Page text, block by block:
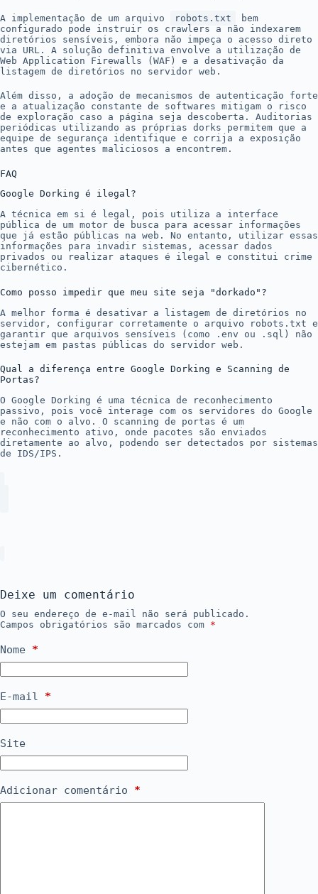
A implementação de um arquivo robots.txt
bem
configurado pode instruir os crawlers a não indexarem
diretórios sensíveis, embora não impeça o acesso direto
via URL. A solução definitiva envolve a utilização de
Web Application Firewalls (WAF) e a desativação da
listagem de diretórios no servidor web.
Além disso, a adoção de mecanismos de autenticação forte
e a atualização constante de softwares mitigam o risco
de exploração caso a página seja descoberta. Auditorias
periódicas utilizando as próprias dorks permitem que a
equipe de segurança identifique e corrija a exposição
antes que agentes maliciosos a encontrem.
FAQ
Google Dorking é ilegal?
A técnica em si é legal, pois utiliza a interface
pública de um motor de busca para acessar informações
que já estão públicas na web. No entanto, utilizar essas
informações para invadir sistemas, acessar dados
privados ou realizar ataques é ilegal e constitui crime
cibernético.
Como posso impedir que meu site seja "dorkado"?
A melhor forma é desativar a listagem de diretórios no
servidor, configurar corretamente o arquivo robots.txt e
garantir que arquivos sensíveis (como .env ou .sql) não
estejam em pastas públicas do servidor web.
Qual a diferença entre Google Dorking e Scanning de
Portas?
O Google Dorking é uma técnica de reconhecimento
passivo, pois você interage com os servidores do Google
e não com o alvo. O scanning de portas é um
reconhecimento ativo, onde pacotes são enviados
diretamente ao alvo, podendo ser detectados por sistemas
de IDS/IPS.
Deixe um comentário
O seu endereço de e-mail não será publicado.
Campos obrigatórios são marcados com *
Nome *
E-mail *
Site
Adicionar comentário *